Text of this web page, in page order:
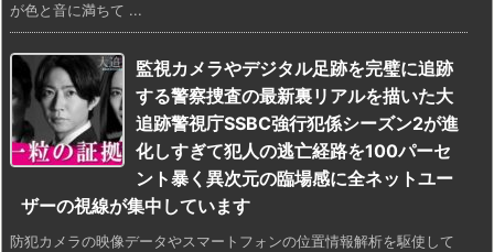
が色と音に満ちて ...
監視カメラやデジタル足跡を完璧に追跡
する警察捜査の最新裏リアルを描いた大
追跡警視庁SSBC強行犯係シーズン2が進
化しすぎて犯人の逃亡経路を100パーセ
ント暴く異次元の臨場感に全ネットユー
ザーの視線が集中しています
防犯カメラの映像データやスマートフォンの位置情報解析を駆使して